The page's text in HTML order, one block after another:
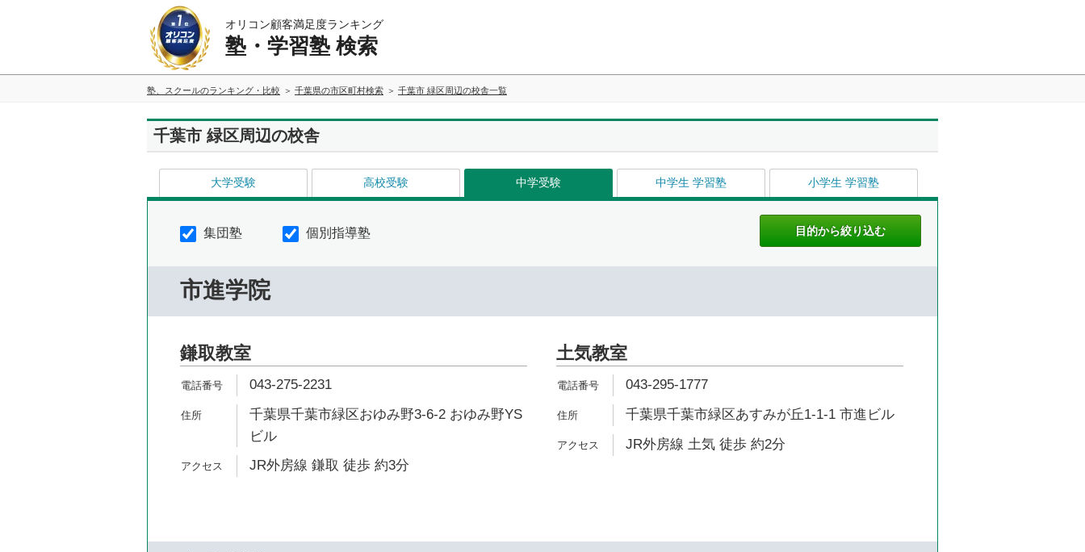
オリコン顧客満足度ランキング
塾・学習塾 検索
塾、スクールのランキング・比較 千葉県の市区町村検索 千葉市 緑区周辺の校舎一覧
千葉市 緑区周辺の校舎
大学受験 高校受験 中学受験 中学生 学習塾 小学生 学習塾
集団塾 個別指導塾
市進学院
鎌取教室
043-275-2231
千葉県千葉市緑区おゆみ野3-6-2 おゆみ野YS
ビル
JR外房線 鎌取 徒歩 約3分
土気教室
043-295-1777
千葉県千葉市緑区あすみが丘1-1-1 市進ビル
JR外房線 土気 徒歩 約2分